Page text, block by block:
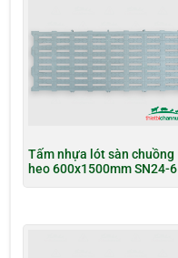
Tấm nhựa lót sàn chuồng
heo 600x1500mm SN24-6